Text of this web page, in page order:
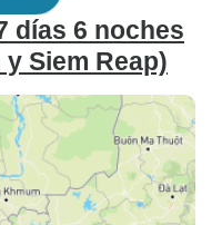
días 6 noches
Siem Reap)